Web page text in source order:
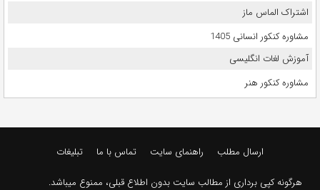
اشتراک الماس ماز
مشاوره کنکور انسانی 1405
آموزش لغات انگلیسی
مشاوره کنکور هنر
ارسال مطلب راهنمای سایت تماس با ما تبلیغات
هرگونه کپی برداری از مطالب سایت بدون اطلاع قبلی، ممنوع میباشد.